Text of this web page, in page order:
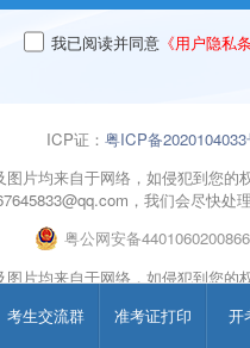
考生交流群 准考证打印 开
我已阅读并同意 《用户隐私
ICP证： 粤ICP备2020104033
图片均来自于网络，如侵犯到您的
，我们会尽快处
粤公网安备
图片均来自于网络，如侵犯到您的